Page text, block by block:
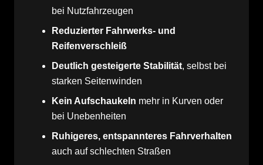
bei Nutzfahrzeugen
Reduzierter Fahrwerks- und
Reifenverschleiß
Deutlich gesteigerte Stabilität, selbst bei
starken Seitenwinden
Kein Aufschaukeln mehr in Kurven oder
bei Unebenheiten
Ruhigeres, entspannteres Fahrverhalten
auch auf schlechten Straßen